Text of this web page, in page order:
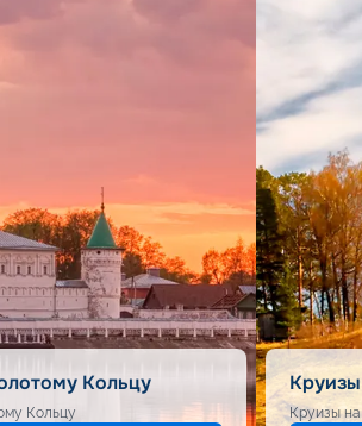
Кольцу
Кольцу Круизы